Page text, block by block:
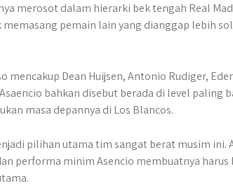
merosot dalam hierarki bek tengah Real
pemain lain yang dianggap lebih
Dean Huijsen, Antonio Rudiger,
bahkan disebut berada di level paling
masa depannya di Los Blancos.
pilihan utama tim sangat berat musim ini.
performa minim Asencio membuatnya harus